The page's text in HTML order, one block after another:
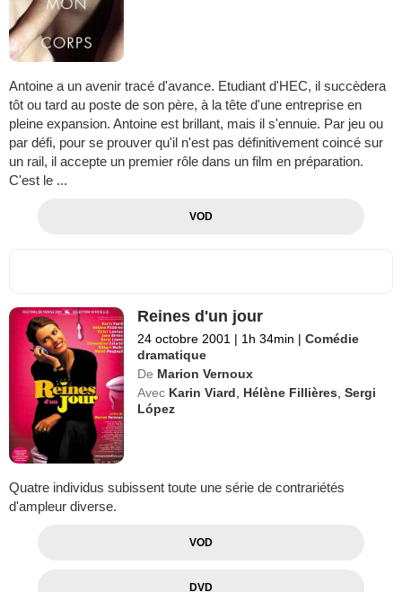
Antoine a un avenir tracé d'avance. Etudiant d'HEC, il succèdera
tôt ou tard au poste de son père, à la tête d'une entreprise en
pleine expansion. Antoine est brillant, mais il s'ennuie. Par jeu ou
par défi, pour se prouver qu'il n'est pas définitivement coincé sur
un rail, il accepte un premier rôle dans un film en préparation.
C'est le ...
VOD
Reines d'un jour
24 octobre 2001 | 1h 34min | Comédie
dramatique
De Marion Vernoux
Avec Karin Viard, Hélène Fillières,Sergi
López
Quatre individus subissent toute une série de contrariétés
d'ampleur diverse.
VOD
DVD